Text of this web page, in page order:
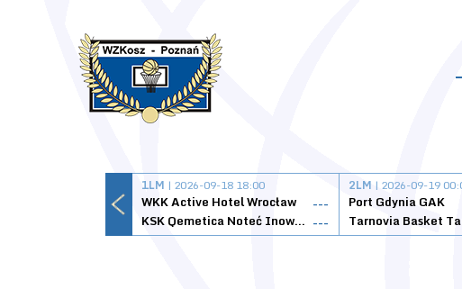
1LM | 2026-09-18 18:00
WKK Active Hotel Wrocław
---
KSK Qemetica Noteć Inowrocław ---
2LM | 2026-09-19
Port Gdynia GAK